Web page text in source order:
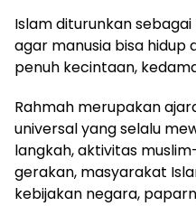
Islam diturunkan
agar manusia bisa hidup
penuh kecintaan,
Rahmah merupakan
universal yang selalu
langkah, aktivitas
gerakan, masyarakat
kebijakan negara,